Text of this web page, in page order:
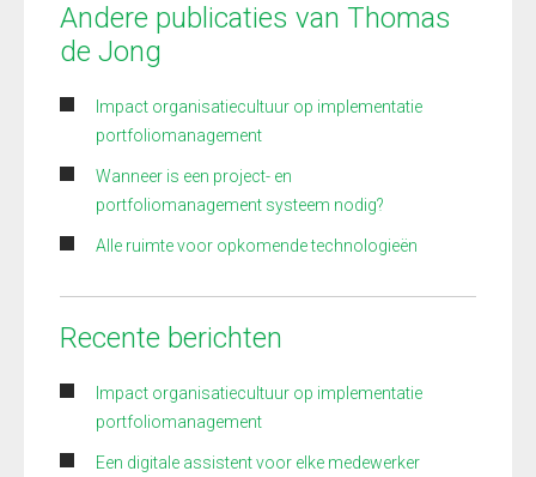
Andere publicaties van Thomas
de Jong
Impact organisatiecultuur op implementatie
portfoliomanagement
Wanneer is een project- en
portfoliomanagement systeem nodig?
Alle ruimte voor opkomende technologieën
Recente berichten
Impact organisatiecultuur op implementatie
portfoliomanagement
Een digitale assistent voor elke medewerker